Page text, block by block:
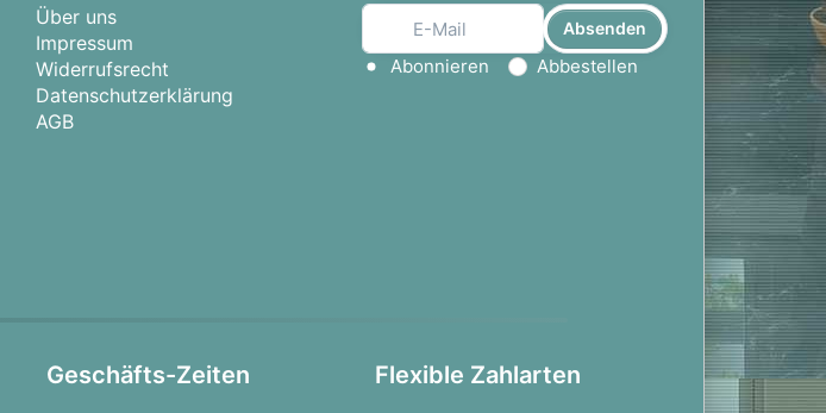
Über uns
Impressum
Widerrufsrecht
Datenschutzerklärung
AGB
Absenden
Aktion wählen
Abonnieren Abbestellen
Geschäfts-Zeiten Flexible Zahlarten